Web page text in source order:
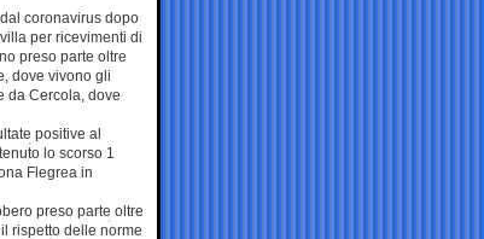
coronavirus dopo
per ricevimenti di
preso parte oltre
dove vivono gli
da Cercola, dove
positive al
lo scorso 1
Flegrea in
preso parte oltre
rispetto delle norme